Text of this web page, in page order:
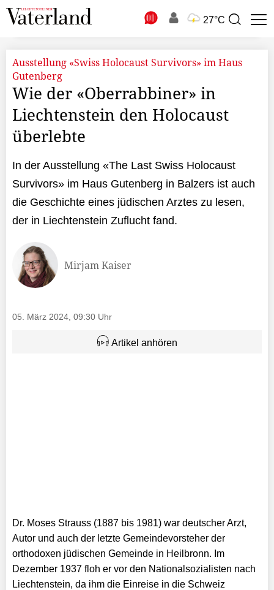
27°C
Suchbegriff
Ausstellung «Swiss Holocaust Survivors» im Haus
Gutenberg
Wie der «Oberrabbiner» in
Liechtenstein den Holocaust
überlebte
In der Ausstellung «The Last Swiss Holocaust
Survivors» im Haus Gutenberg in Balzers ist auch
die Geschichte eines jüdischen Arztes zu lesen,
der in Liechtenstein Zuflucht fand.
05. März 2024, 09:30 Uhr
Mirjam Kaiser
Artikel anhören
Dr. Moses Strauss (1887 bis 1981) war deutscher Arzt,
Autor und auch der letzte Gemeindevorsteher der
orthodoxen jüdischen Gemeinde in Heilbronn. Im
Dezember 1937 floh er vor den Nationalsozialisten nach
Liechtenstein, da ihm die Einreise in die Schweiz